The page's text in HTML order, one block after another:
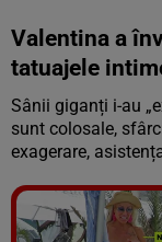
Valentina a
tatuajele
Sânii giganți i-au
sunt colosale,
exagerare,